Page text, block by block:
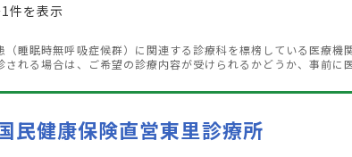
件を表示
睡眠時無呼吸症候群）に関連する診療科を標榜している医療機
される場合は、ご希望の診療内容が受けられるかどうか、事前に
民健康保険直営東里診療所